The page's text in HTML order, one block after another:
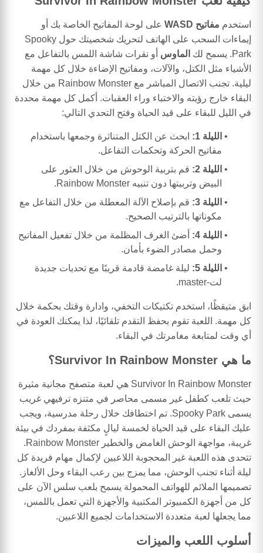
استخدم مفاتيح WASD
على لوحة المفاتيح الخاصة بك أو
إيماءات السحب على الهاتف لتحريك شخصيتك حول Spooky
Park. يسمح لك
الماوس أو نقرات شاشة اللمس بالتفاعل مع
الأشياء مثل الكتل، والآلات، ومفاتيح الإضاءة خلال كل مهمة
ليلية. تجنب الاتصال المباشر مع Rainbow Monster من خلال
البقاء خارج رؤيته والاختباء وراء العقبات. أكمل كل مهمة محددة
في الليل للبقاء على قيد الحياة وفتح التحدي التالي:
الليلة 1:
ابحث عن الكتل المتناثرة وجمعها باستخدام
مفاتيح الحركة وتحكمات التفاعل.
الليلة 2:
قم بتربية الوحوش من خلال العثور على
البيض وتربيتها دون تنبيه Rainbow Monster.
الليلة 3:
قم بإصلاح الآلة المعطلة من خلال التفاعل مع
مكوناتها بالترتيب الصحيح.
الليلة 4:
أضئ الغرف المظلمة من خلال تفعيل المفاتيح
وحمل مصادر الضوء بأمان.
الليلة 5:
ليلة غامضة قادمة قريبًا مع تحديات جديدة
لت-master.
ابق متيقظًا، استخدم تكتيكات التخفي، وادارة وقتك بحكمة خلال
كل مهمة. اللعبة تقوم بحفظ التقدم تلقائيًا، لذا يمكنك العودة في
أي وقت لمتابعة مغامرتك في البقاء.
ما هي Survivor In Rainbow Monster؟
Survivor In Rainbow Monster هي لعبة متصفح مجانية مثيرة
حيث تلعب كطفل غير مسمى محاصر في متنزه ترفيهي غريب
يسمى Spooky Park. تم اختطافك خلال رحلة مدرسية، ويجب
عليك البقاء على قيد الحياة لخمسة ليالٍ مكثفة بمفردك في بيئة
غريبة، مواجهة الوحش الغامض والخطير Rainbow Monster.
تتحدى هذه اللعبة غير المحجوبة اللاعبين لإكمال مهام فريدة كل
ليلة أثناء تجنب الوحش، مما يمزج بين رعب البقاء وحل الألغاز.
تصميمها الملائم للهواتف المحمولة يسمح بلعب سلس الآن على
كل من أجهزة الكمبيوتر المكتبية والأجهزة التي تعمل باللمس،
مما يجعلها لعبة متعددة الاستخدامات لجميع اللاعبين.
أسلوب اللعب والميزات